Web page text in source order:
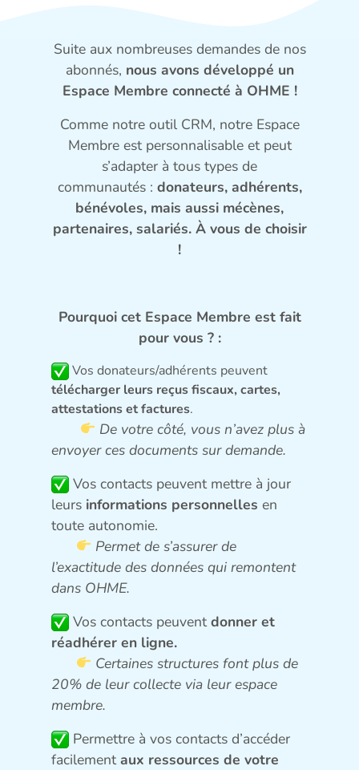
Suite aux nombreuses demandes de nos
abonnés, nous avons développé un
Espace Membre connecté à OHME !
Comme notre outil CRM, notre Espace
Membre est personnalisable et peut
s’adapter à tous types de
communautés : donateurs, adhérents,
bénévoles, mais aussi mécènes,
partenaires, salariés. À vous de choisir
!
Pourquoi cet Espace Membre est fait
pour vous ? :
Vos donateurs/adhérents peuvent
télécharger leurs reçus fiscaux, cartes,
attestations et factures.
De votre côté, vous n’avez plus à
envoyer ces documents sur demande.
Vos contacts peuvent mettre à jour
leurs informations personnelles en
toute autonomie.
Permet de s’assurer de
l’exactitude des données qui remontent
dans OHME.
Vos contacts peuventdonner et
réadhérer en ligne.
Certaines structures font plus de
20% de leur collecte via leur espace
membre.
Permettre à vos contacts d’accéder
facilementaux ressources de votre